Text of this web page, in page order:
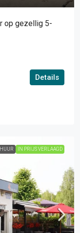
op gezellig 5-
Details
IN PRIJS VERLAAGD